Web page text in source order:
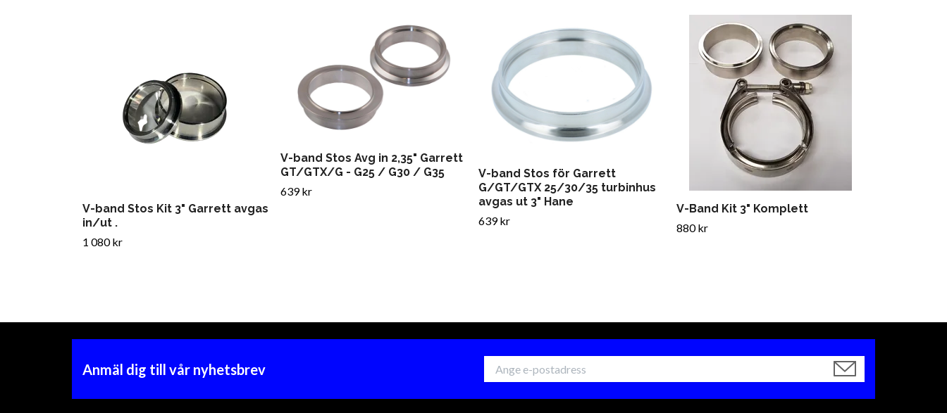
V-band Stos Kit 3" Garrett avgas
in/ut .
1 080 kr
V-band Stos Avg in 2,35" Garrett
GT/GTX/G - G25 / G30 / G35
639 kr
V-band Stos för Garrett
G/GT/GTX 25/30/35 turbinhus
avgas ut 3" Hane
639 kr
V-Band Kit 3" Komplett
880 kr
Anmäl dig till vår nyhetsbrev